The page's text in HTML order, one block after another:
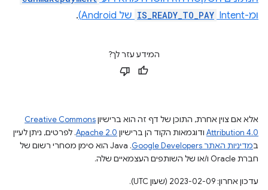
ומ-Intent‏ IS_READY_TO_PAY של Android) .
המידע עזר לך?
אלא אם צוין אחרת, התוכן של דף זה הוא ברישיוןCreative Commons
Attribution 4.0 ודוגמאות הקוד הן ברישיון Apache 2.0. לפרטים, ניתן לעיין
במדיניות האתר Google Developers‏
.‏ Java הוא סימן מסחרי רשום של
חברת Oracle ו/או של השותפים העצמאיים שלה.
עדכון אחרון: 2023-02-09 (שעון UTC).